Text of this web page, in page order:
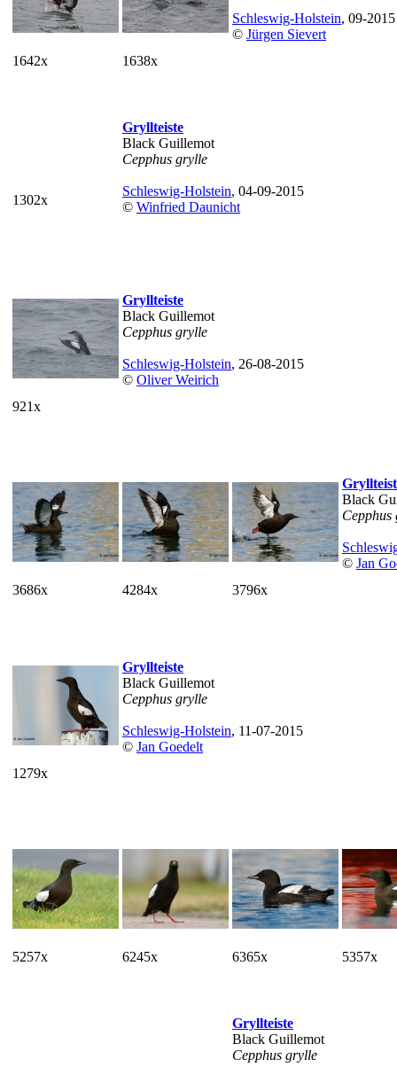
1642x 1638x
Schleswig-Holstein, 09-2015
© Jürgen Sievert
1302x
Gryllteiste
Black Guillemot
Cepphus grylle
Schleswig-Holstein, 04-09-2015
© Winfried Daunicht
921x
Gryllteiste
Black Guillemot
Cepphus grylle
Schleswig-Holstein, 26-08-2015
© Oliver Weirich
3686x 4284x 3796x
Black
Cepphus
© Jan
1279x
Gryllteiste
Black Guillemot
Cepphus grylle
Schleswig-Holstein, 11-07-2015
© Jan Goedelt
5257x 6245x 6365x 5357x
Gryllteiste
Black Guillemot
Cepphus grylle